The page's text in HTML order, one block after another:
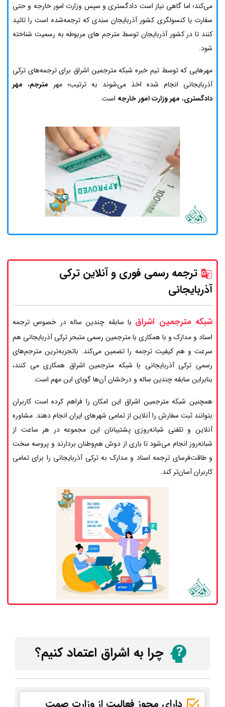
می‌کند؛ اما گاهی نیاز است دادگستری و سپس وزارت امور خارجه و حتی
سفارت یا کنسولگری کشور آذربایجان سندی که ترجمه‌شده است را تائید
کنند تا در کشور آذربایجان توسط مترجم های مربوطه به رسمیت شناخته
شود.
مهرهایی که توسط تیم خبره شبکه مترجمین اشراق برای ترجمه‌های ترکی
آذربایجانی انجام شده اخذ می‌شوند به ترتیب؛ مهر مترجم، مهر
دادگستری، مهر وزارت امور خارجه است.
ترجمه رسمی فوری و آنلاین ترکی
آذربایجانی
شبکه مترجمین اشراق با سابقه چندین ساله در خصوص ترجمه
اسناد و مدارک و با همکاری با مترجمین رسمی متبحر ترکی آذربایجانی هم
سرعت و هم کیفیت ترجمه را تضمین می‌کند. باتجربه‌ترین مترجم‌های
رسمی ترکی آذربایجانی با شبکه مترجمین اشراق همکاری می کنند،
بنابراین سابقه چندین ساله و درخشان آن‌ها گویای این مهم است.
همچنین شبکه مترجمین اشراق این امکان را فراهم کرده است کاربران
بتوانند ثبت سفارش را آنلاین از تمامی شهرهای ایران انجام دهند. مشاوره
آنلاین و تلفنی شبانه‌روزی پشتیبانان این مجموعه در هر ساعت از
شبانه‌روز انجام می‌شود تا باری از دوش هم‌وطنان بردارند و پروسه سخت
و طاقت‌فرسای ترجمه اسناد و مدارک به ترکی آذربایجانی را برای تمامی
کاربران آسان‌تر کند.
چرا به اشراق اعتماد کنیم؟
دارای مجوز فعالیت از وزارت صمت